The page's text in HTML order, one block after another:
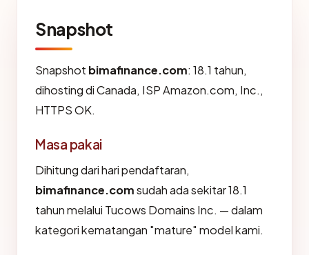
Snapshot
Snapshot bimafinance.com: 18.1 tahun,
dihosting di Canada, ISP Amazon.com, Inc.,
HTTPS OK.
Masa pakai
Dihitung dari hari pendaftaran,
bimafinance.comsudah ada sekitar 18.1
tahun melalui Tucows Domains Inc. — dalam
kategori kematangan "mature" model kami.